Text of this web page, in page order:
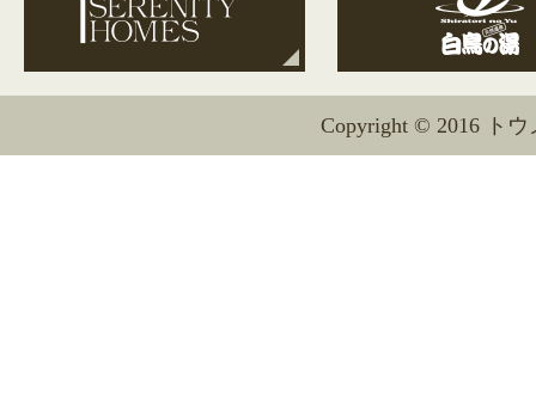
Copyright © 2016 ト